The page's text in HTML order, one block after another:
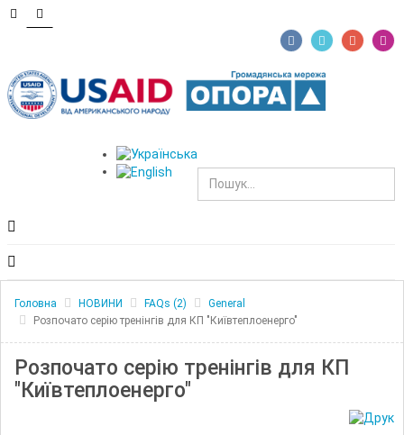
Головна НОВИНИ FAQs (2)
General
Розпочато серію тренінгів для КП "Київтеплоенерго"
Розпочато серію тренінгів для КП
"Київтеплоенерго"